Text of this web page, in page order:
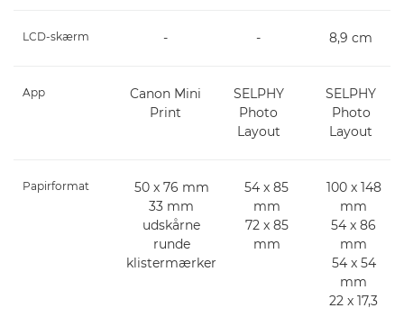
LCD-skærm - - 8,9 cm
App
Canon Mini
Print
SELPHY
Photo
Layout
SELPHY
Photo
Layout
Papirformat
50 x 76 mm
33 mm
udskårne
runde
klistermærker
54 x 85
mm
72 x 85
mm
100 x 148
mm
54 x 86
mm
54 x 54
mm
22 x 17,3